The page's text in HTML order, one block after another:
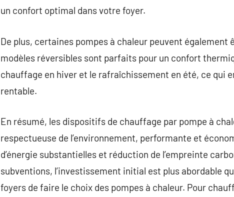
un confort optimal dans votre foyer.
De plus, certaines pompes à chaleur peuvent
modèles réversibles sont parfaits pour un confort
chauffage en hiver et le rafraîchissement en été, ce qui
rentable.
En résumé, les dispositifs de chauffage par pompe à
respectueuse de l’environnement, performante et
d’énergie substantielles et réduction de l’empreinte
subventions, l’investissement initial est plus abordable
foyers de faire le choix des pompes à chaleur. Pour